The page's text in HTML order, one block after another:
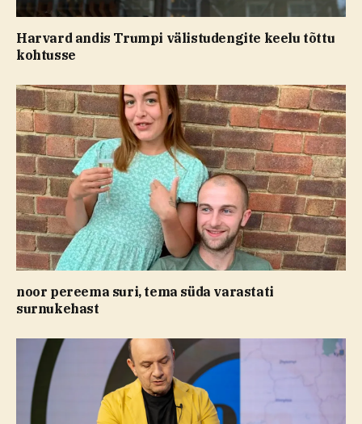
Harvard andis Trumpi välistudengite keelu tõttu
kohtusse
noor pereema suri, tema süda varastati
surnukehast